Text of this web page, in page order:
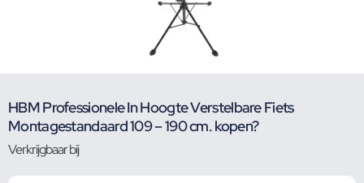
HBM Professionele In Hoogte Verstelbare Fiets
Montagestandaard 109 – 190 cm. kopen?
Verkrijgbaar bij